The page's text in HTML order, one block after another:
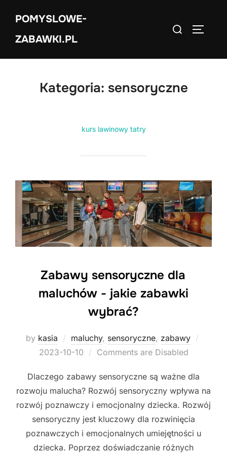
content
POMYSLOWE-
ZABAWKI.PL
Search
Kategoria: sensoryczne
kurs lawinowy tatry
Zabawy sensoryczne dla
maluchów - jakie zabawki
wybrać?
by kasia maluchy, sensoryczne, zabawy
2023-10-10 Comments are Disabled
Dlaczego zabawy sensoryczne są ważne dla
rozwoju malucha? Rozwój sensoryczny wpływa na
rozwój poznawczy i emocjonalny dziecka. Rozwój
sensoryczny jest kluczowy dla rozwinięcia
poznawczych i emocjonalnych umiejętności u
dziecka. Poprzez doświadczanie różnych